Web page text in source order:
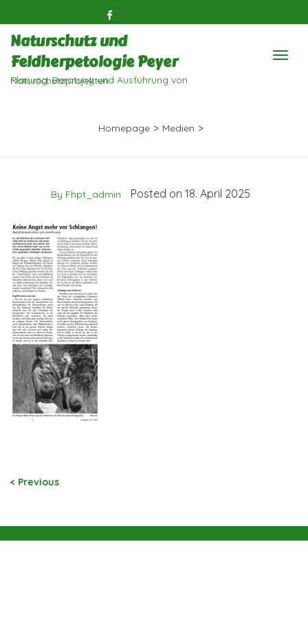
Naturschutz und
Feldherpetologie Peyer
Planung, Beratung und Ausführung von Naturschutzprojekten
Homepage > Medien >
By Fhpt_admin Posted on 18. April 2025
< Previous